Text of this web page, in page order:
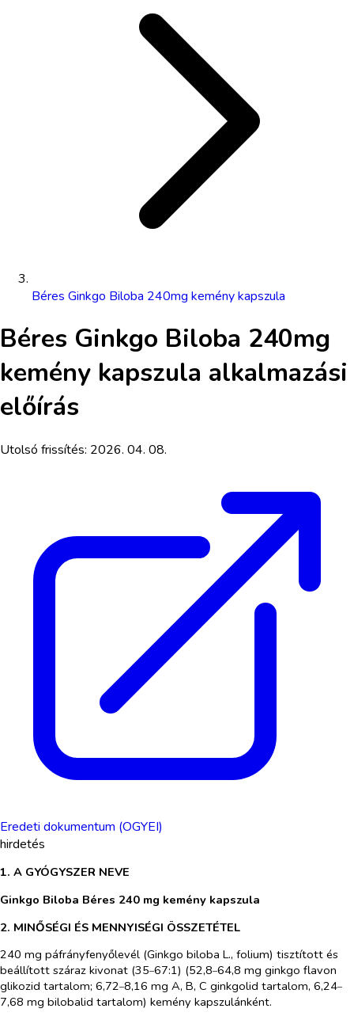
Béres Ginkgo Biloba 240mg kemény kapszula
Béres Ginkgo Biloba 240mg
kemény kapszula alkalmazási
előírás
Utolsó frissítés: 2026. 04. 08.
Eredeti dokumentum (OGYEI)
hirdetés
1. A GYÓGYSZER NEVE
Ginkgo Biloba Béres 240 mg kemény kapszula
2. MINŐSÉGI ÉS MENNYISÉGI ÖSSZETÉTEL
240 mg páfrányfenyőlevél (Ginkgo biloba L., folium) tisztított és
beállított száraz kivonat (35–67:1) (52,8–64,8 mg ginkgo flavon
glikozid tartalom; 6,72–8,16 mg A, B, C ginkgolid tartalom, 6,24–
7,68 mg bilobalid tartalom) kemény kapszulánként.